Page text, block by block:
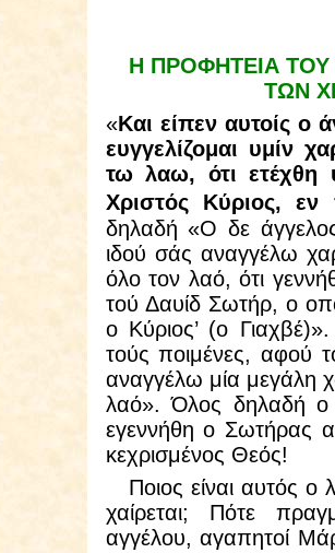
Η ΠΡΟΦΗΤΕΙΑ
ΤΩΝ
«Και είπεν αυτοίς ο
ευγγελίζομαι υμίν
τω λαω, ότι ετέχθη
Χριστός Κύριος, εν
δηλαδή «Ο δε άγγελος
ιδού σάς αναγγέλω
όλο τον λαό, ότι
τού Δαυίδ Σωτήρ, ο
ο Κύριος’ (ο
τούς ποιμένες, αφού
αναγγέλω μία μεγάλη
λαό». Όλος δηλαδή ο
εγεννήθη ο Σωτήρας
κεχρισμένος Θεός!
Ποιος είναι αυτός ο
χαίρεται; Πότε
αγγέλου, αγαπητοί